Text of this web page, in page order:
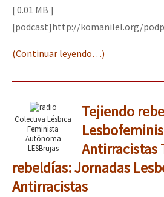
[ 0.01 MB ]
[podcast]http://komanilel.org/
(Continuar leyendo…)
Colectiva Lésbica
Feminista
Autónoma
LESBrujas
Tejiendo
Antirracistas
rebeldías: Jornadas
Antirracistas